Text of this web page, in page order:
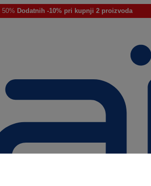
50% Dodatnih -10% pri kupnji 2 proizvoda